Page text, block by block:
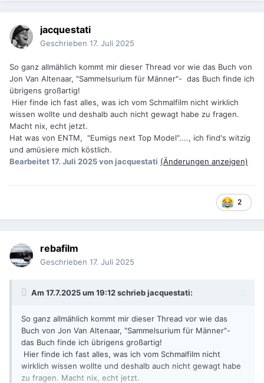
jacquestati
Geschrieben 17. Juli 2025
So ganz allmählich kommt mir dieser Thread vor wie das Buch von
Jon Van Altenaar, "Sammelsurium für Männer"- das Buch finde ich
übrigens großartig!
Hier finde ich fast alles, was ich vom Schmalfilm nicht wirklich
wissen wollte und deshalb auch nicht gewagt habe zu fragen.
Macht nix, echt jetzt.
Hat was von ENTM, "Eumigs next Top Model"...., ich find's witzig
und amüsiere mich köstlich.
Bearbeitet17. Juli 2025von jacquestati (Änderungen anzeigen)
2
rebafilm
Geschrieben 17. Juli 2025
Am 17.7.2025 um 19:12 schriebjacquestati:
So ganz allmählich kommt mir dieser Thread vor wie das
Buch von Jon Van Altenaar, "Sammelsurium für Männer"-
das Buch finde ich übrigens großartig!
Hier finde ich fast alles, was ich vom Schmalfilm nicht
wirklich wissen wollte und deshalb auch nicht gewagt habe
zu fragen. Macht nix, echt jetzt.